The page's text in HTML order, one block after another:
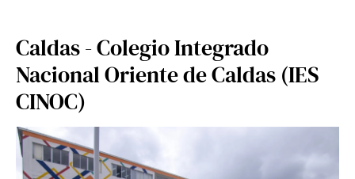
Caldas - Colegio Integrado
Nacional Oriente de Caldas (IES
CINOC)